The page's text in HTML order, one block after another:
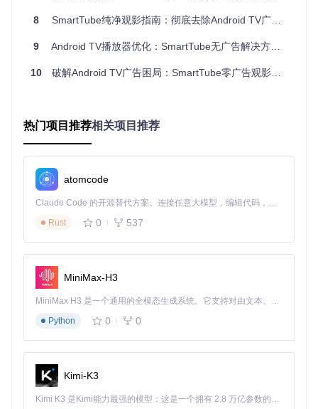
d TV平台最便捷的安装工具。打开应用后，在地址栏输入Sma
🔄 进阶级：局域网文件传输（适合注重安全性的用户）
建议尝试通过同一网络环境下的文件共享功能安装。在电视端
安装"ES文件浏览器"后，记录设备显示的IP地址，在电脑浏览
器中输入该地址即可上传APK文件。这种方式可通过文件校验
用户。
对于技术用户，可通过命令行编译最新开发版本：
git clone
cd SmartTube
能）。
3 核心功能场景化应用：让观影体验焕然一新
8 SmartTube纯净观影指南：彻底去除Android TV广告，解锁8K超高清体验
9 Android TV播放器优化：SmartTube无广告解决方案与大屏体验提升指南
10 破解Android TV广告困局：SmartTube零广告观影的全方位部署指南
热门项目推荐相关项目推荐
atomcode
Claude Code 的开源替代方案。连接任意大模型，编辑代码，运行命令，自动验证 — 全自动执行。用 Rust 构建，极致性能。 ｜ An open-source alternative to Claude Code. Connect any LLM, edit code, run commands, and verify changes — autonomously. Built in Rust for speed. Get Started
Rust
0 537
MiniMax-H3
MiniMax H3 是一个通用的全模态生成系统。它支持对由文本、图像、视频和音频组成的多模态上下文进行统一理解，并能生成分辨率高达 2K、时长可达 15 秒的带原生立体声音频的视频。得益于面向任务泛化的系统设计，H3 在预训练阶段就已具备广泛的多模态上下文理解与生成能力，能够出色地执行复杂的多模态指令。
Python
0 0
Kimi-K3
Kimi K3 是Kimi能力最强的模型：这是一个拥有 2.8 万亿参数的混合专家（MoE）模型，具备原生视觉理解能力，并支持 100 万 token 的上下文窗口。